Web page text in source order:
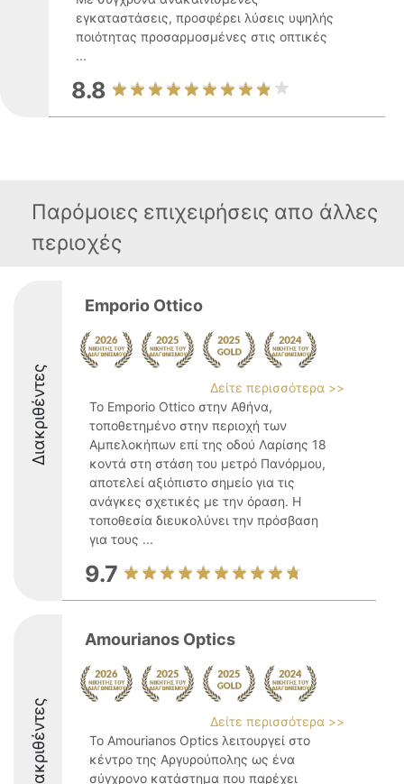
εγκαταστάσεις, προσφέρει λύσεις υψηλής
ποιότητας προσαρμοσμένες στις οπτικές
...
8.8
Παρόμοιες επιχειρήσεις απο άλλες
περιοχές
Διακριθέντες
Emporio Ottico
Δείτε περισσότερα >>
Το Emporio Ottico στην Αθήνα,
τοποθετημένο στην περιοχή των
Αμπελοκήπων επί της οδού Λαρίσης 18
κοντά στη στάση του μετρό Πανόρμου,
αποτελεί αξιόπιστο σημείο για τις
ανάγκες σχετικές με την όραση. Η
τοποθεσία διευκολύνει την πρόσβαση
για τους ...
9.7
Διακριθέντες
Amourianos Optics
Δείτε περισσότερα >>
Το Amourianos Optics λειτουργεί στο
κέντρο της Αργυρούπολης ως ένα
σύγχρονο κατάστημα που παρέχει